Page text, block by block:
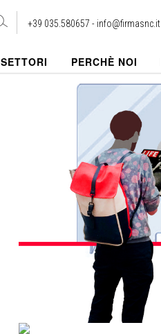
+39 035.580657 - info@firmasnc.it
SETTORI PERCHÈ NOI